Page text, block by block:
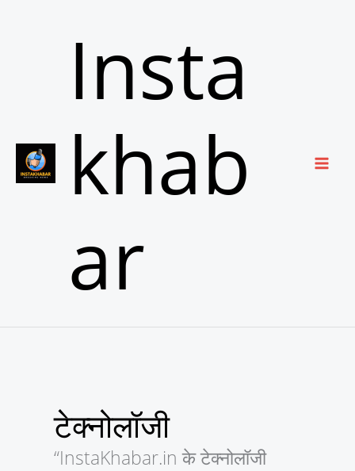
Insta
khab
ar
टेक्नोलॉजी
“InstaKhabar.in के टेक्नोलॉजी